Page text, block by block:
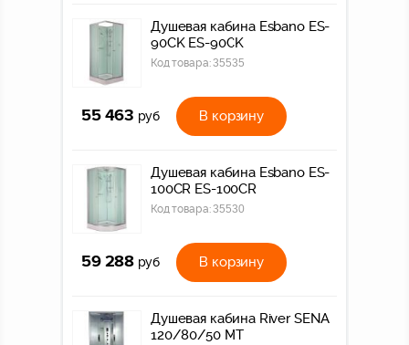
Душевая кабина Esbano ES-
90CK ES-90CK
Код товара:35535
55 463 руб В корзину
Душевая кабина Esbano ES-
100CR ES-100CR
Код товара:35530
59 288 руб В корзину
Душевая кабина River SENA
120/80/50 МТ